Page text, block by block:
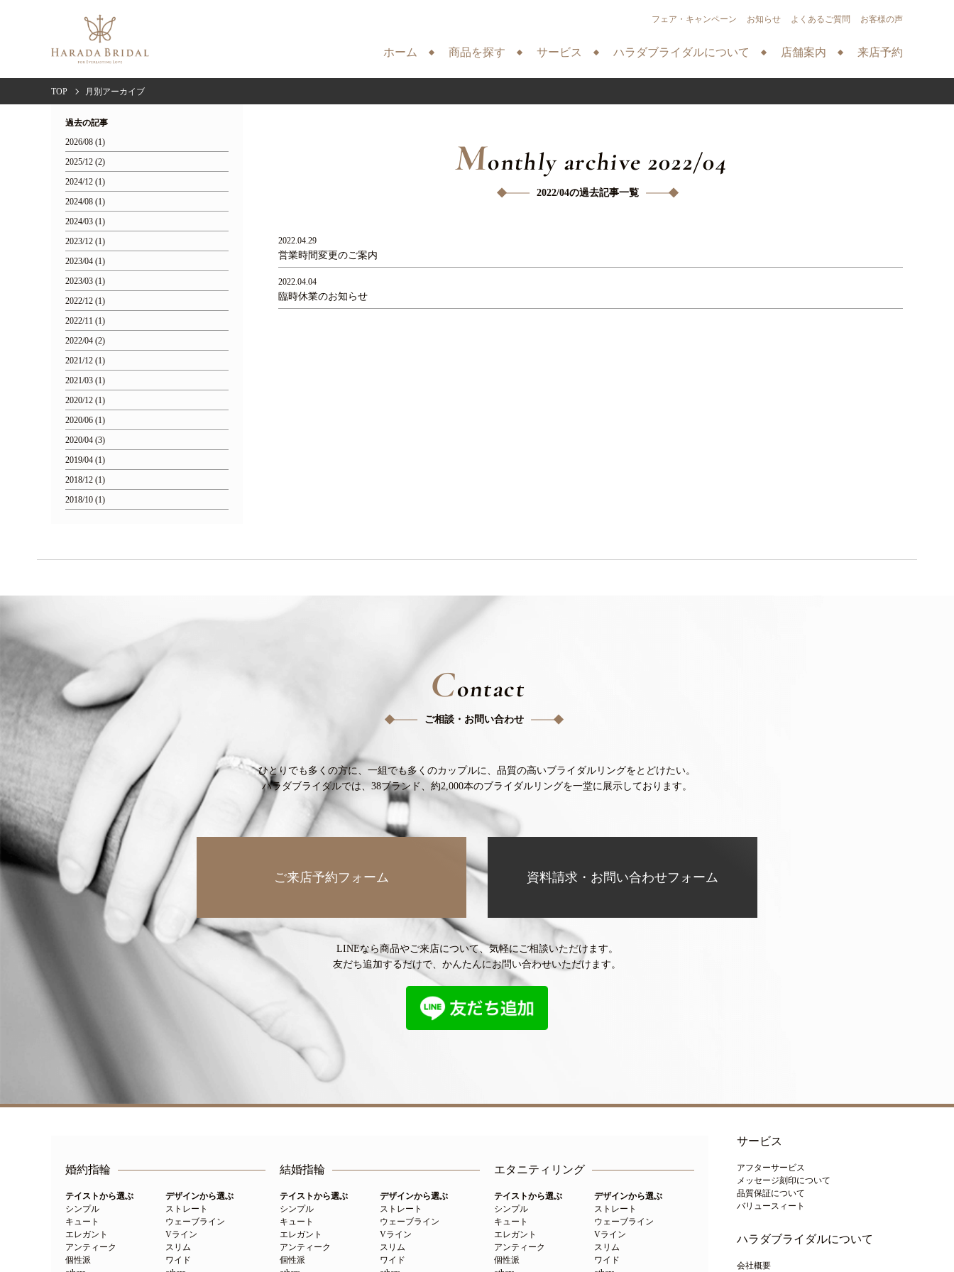
ホーム 商品を探す サービス ハラダブライダルについて 店舗案内 来店予約
フェア・キャンペーン お知らせ よくあるご質問 お客様の声
TOP 月別アーカイブ
Monthly archive 2022/04
2022/04の過去記事一覧
2022.04.29
営業時間変更のご案内
2022.04.04
臨時休業のお知らせ
過去の記事
2026/08 (1)
2025/12 (2)
2024/12 (1)
2024/08 (1)
2024/03 (1)
2023/12 (1)
2023/04 (1)
2023/03 (1)
2022/12 (1)
2022/11 (1)
2022/04 (2)
2021/12 (1)
2021/03 (1)
2020/12 (1)
2020/06 (1)
2020/04 (3)
2019/04 (1)
2018/12 (1)
2018/10 (1)
Contact
ご相談・お問い合わせ
ひとりでも多くの方に、 一組でも多くのカップルに、 品質の高いブライダルリングをとどけたい。
ハラダブライダルでは、38ブランド、 約2,000本のブライダルリングを一堂に展示しております。
ご来店予約フォーム 資料請求・お問い合わせフォーム
LINEなら商品やご来店について、気軽にご相談いただけます。
友だち追加するだけで、 かんたんにお問い合わせいただけます。
婚約指輪
テイストから選ぶ
シンプル
キュート
エレガント
アンティーク
個性派
デザインから選ぶ
ストレート
ウェーブライン
Vライン
スリム
ワイド
結婚指輪
テイストから選ぶ
シンプル
キュート
エレガント
アンティーク
個性派
デザインから選ぶ
ストレート
ウェーブライン
Vライン
スリム
ワイド
エタニティリング
テイストから選ぶ
シンプル
キュート
エレガント
アンティーク
個性派
デザインから選ぶ
ストレート
ウェーブライン
Vライン
スリム
ワイド
サービス
アフターサービス
メッセージ刻印について
品質保証について
バリュースィート
ハラダブライダルについて
会社概要